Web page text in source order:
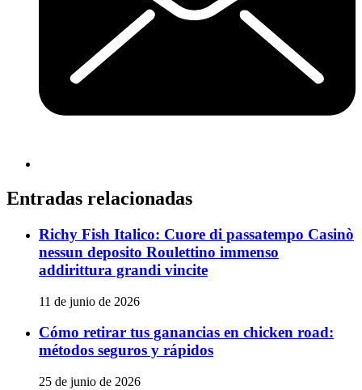
Entradas relacionadas
Richy Fish Italico: Cuore di passatempo Casinò
nessun deposito Roulettino immenso
addirittura grandi vincite
11 de junio de 2026
Cómo retirar tus ganancias en chicken road:
métodos seguros y rápidos
25 de junio de 2026